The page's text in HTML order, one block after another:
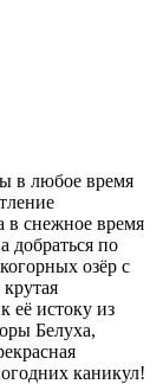
в любое время
в снежное время
добраться по
озёр с
её истоку из
Белуха,
каникул!